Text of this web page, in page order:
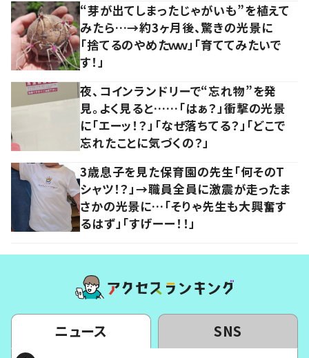
“芽が出てしまったじゃがいも”を植えて
みたら…→約3ヶ月後、驚きの光景に
「捨てるのやめたｗｗ」「育ててみたいで
す！」
夜、コインランドリーで“忘れ物”を発
見。よく見ると……「はぁ？」衝撃の光景
に「エーッ！？」「なぜ落ちてる？」「どこで
忘れたことに気づくの？」
3歳息子を見た保育園の先生「何そのT
シャツ！？」→職員全員に激震が走ったま
さかの光景に…「そりゃ先生も大興奮す
るはず」「すげーー！！」
ニュース SNS